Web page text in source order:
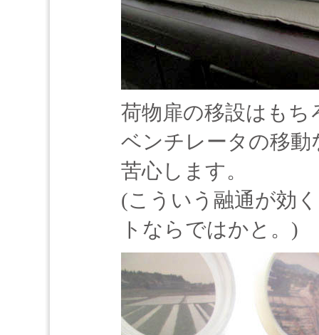
荷物扉の移設はもち
ベンチレータの移
苦心します。
(こういう融通が効
トならではかと。)